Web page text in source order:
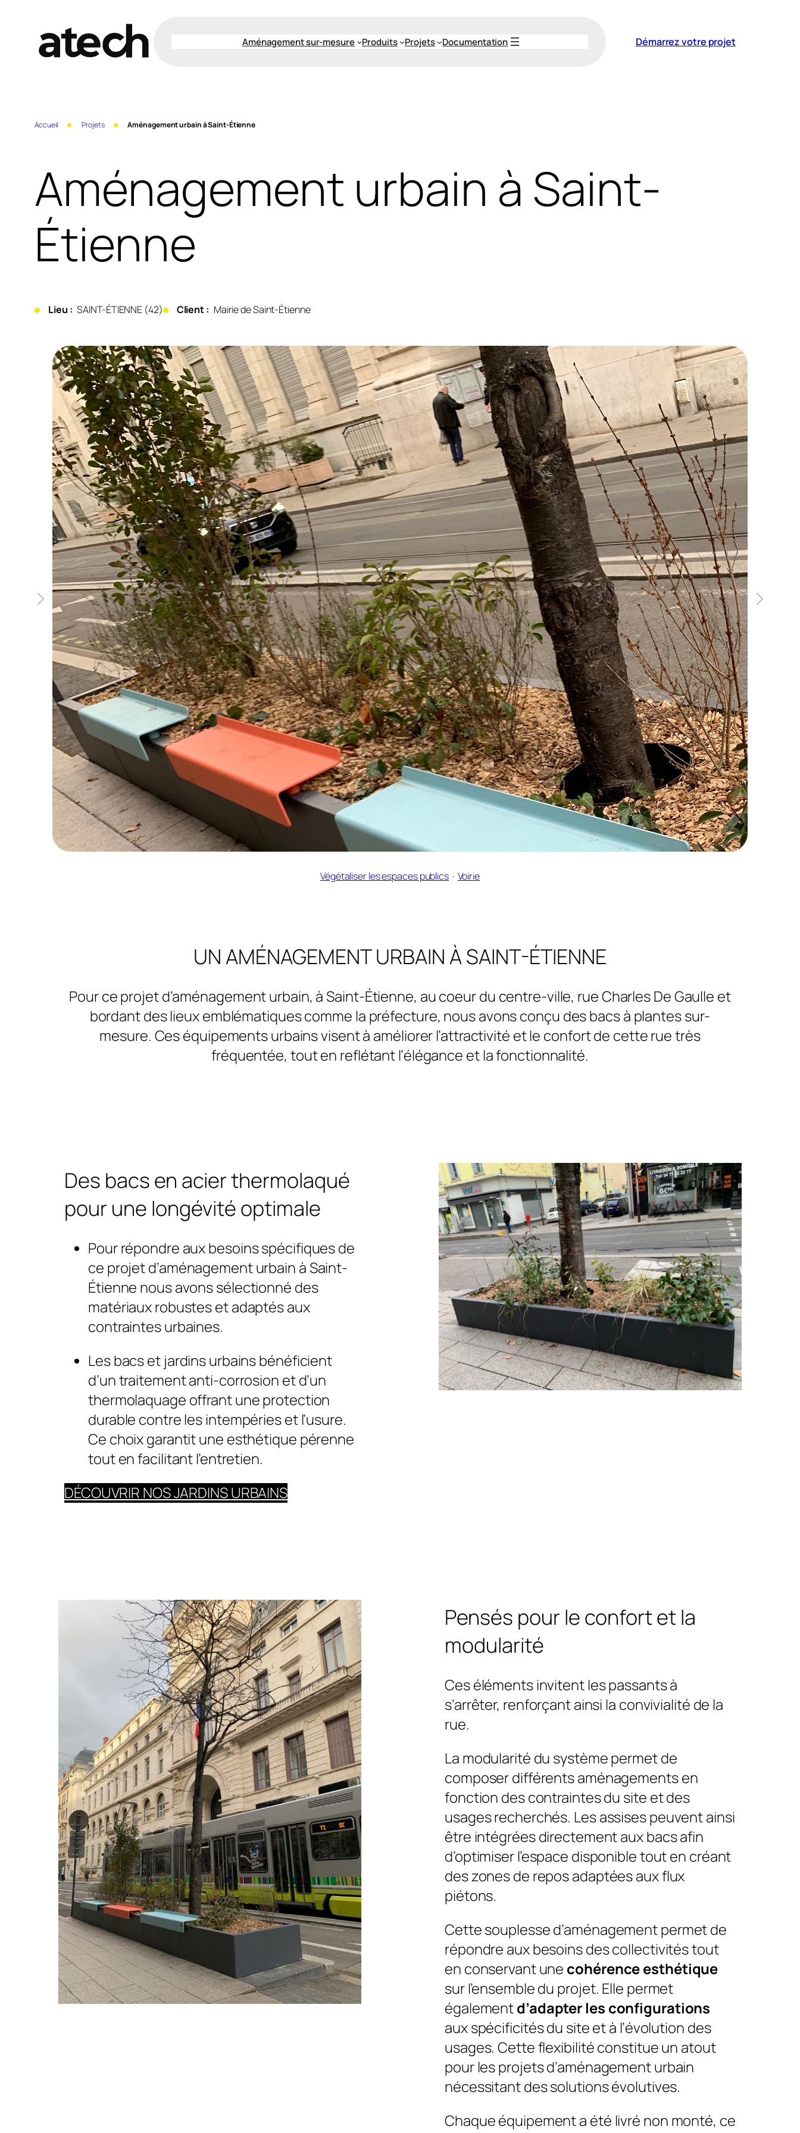
contenu
Aménagement sur-mesure Produits Projets Documentation Démarrez votre projet
Accueil Projets Aménagement urbain à Saint-Étienne
Aménagement urbain à Saint-
Étienne
Lieu : SAINT-ÉTIENNE (42) Client : Mairie de Saint-Étienne
Végétaliser les espaces publics
  ·
Voirie
UN AMÉNAGEMENT URBAIN À SAINT-ÉTIENNE
Pour ce projet d’aménagement urbain, à Saint-Étienne, au coeur du centre-ville, rue Charles De Gaulle et
bordant des lieux emblématiques comme la préfecture, nous avons conçu des bacs à plantes sur-
mesure. Ces équipements urbains visent à améliorer l’attractivité et le confort de cette rue très
fréquentée, tout en reflétant l’élégance et la fonctionnalité.
Des bacs en acier thermolaqué
pour une longévité optimale
Pour répondre aux besoins spécifiques de
ce projet d’aménagement urbain à Saint-
Étienne nous avons sélectionné des
matériaux robustes et adaptés aux
contraintes urbaines.
Les bacs et jardins urbains bénéficient
d’un traitement anti-corrosion et d’un
thermolaquage offrant une protection
durable contre les intempéries et l’usure.
Ce choix garantit une esthétique pérenne
tout en facilitant l’entretien.
DÉCOUVRIR NOS JARDINS URBAINS
Pensés pour le confort et la
modularité
Ces éléments invitent les passants à
s’arrêter, renforçant ainsi la convivialité de la
rue.
La modularité du système permet de
composer différents aménagements en
fonction des contraintes du site et des
usages recherchés. Les assises peuvent ainsi
être intégrées directement aux bacs afin
d’optimiser l’espace disponible tout en créant
des zones de repos adaptées aux flux
piétons.
Cette souplesse d’aménagement permet de
répondre aux besoins des collectivités tout
en conservant une cohérence esthétique
sur l’ensemble du projet. Elle permet
égalementd’adapter les configurations
aux spécificités du site et à l’évolution des
usages. Cette flexibilité constitue un atout
pour les projets d’aménagement urbain
nécessitant des solutions évolutives.
Chaque équipement a été livré non monté, ce